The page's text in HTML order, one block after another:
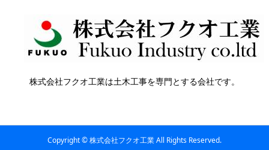
株式会社フクオ工業は土木工事を専門とする会社です。
Copyright © 株式会社フクオ工業 All Rights Reserved.